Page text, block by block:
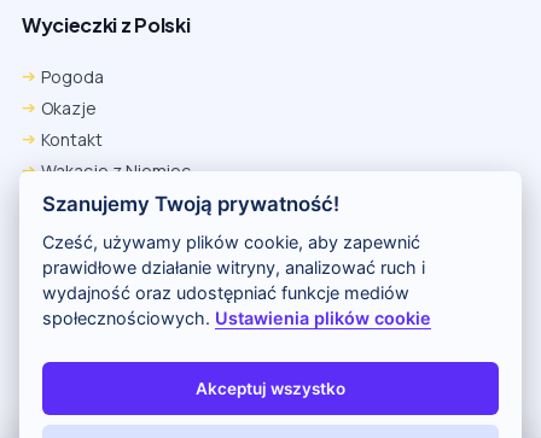
Wycieczki z Polski
Pogoda
Okazje
Kontakt
Wakacje z Niemiec
Polityka Prywatności
Wakacje w Egipcie
Rankingi hoteli
Kontakt i reklama
Polityka prywatności
Copyright (c) 2026 Odkryj Wakacje
Szanujemy Twoją prywatność!
Cześć, używamy plików cookie, aby zapewnić
prawidłowe działanie witryny, analizować ruch i
wydajność oraz udostępniać funkcje mediów
społecznościowych. Ustawienia plików cookie
Akceptuj wszystko